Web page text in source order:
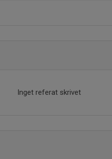
Inget referat skrivet